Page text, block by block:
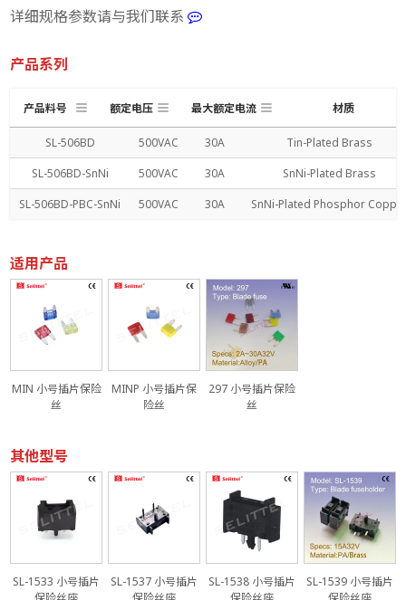
详细规格参数请与我们联系
产品系列
产品料号 额定电压 最大额定电流 材质
SL-506BD 500VAC 30A
Tin-Plated Brass
SL-506BD-SnNi
500VAC 30A
SnNi-Plated Brass
SL-506BD-PBC-SnNi
500VAC 30A SnNi-Plated Phosphor
适用产品
MIN 小号插片保险
丝
MINP 小号插片保
险丝
297 小号插片保险
丝
其他型号
SL-1533 小号插片
SL-1537 小号插片
SL-1538 小号插片
SL-1539 小号插片